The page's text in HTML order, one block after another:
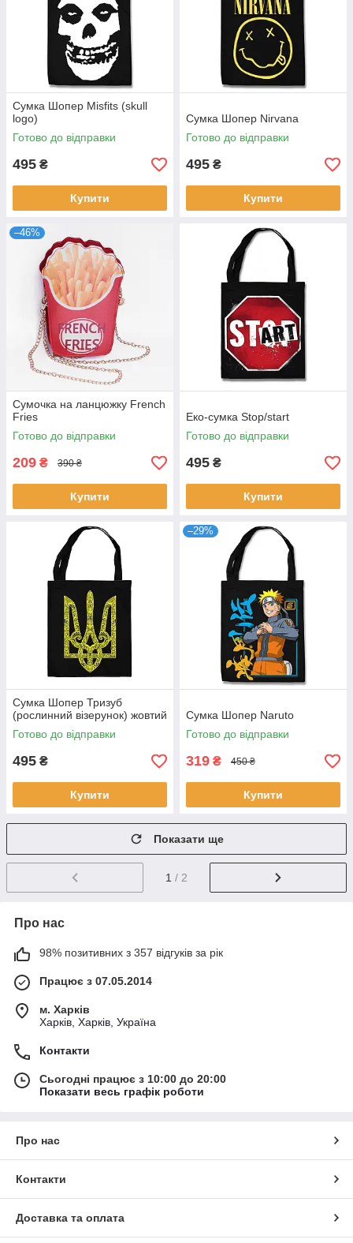
Сумка Шопер Misfits (skull
logo)
Готово до відправки
495 ₴
Купити
Сумка Шопер Nirvana
Готово до відправки
495 ₴
Купити
–46%
Сумочка на ланцюжку French
Fries
Готово до відправки
209 ₴ 390 ₴
Купити
Еко-сумка Stop/start
Готово до відправки
495 ₴
Купити
Сумка Шопер Тризуб
(рослинний візерунок) жовтий
Готово до відправки
495 ₴
Купити
–29%
Сумка Шопер Naruto
Готово до відправки
319 ₴ 450 ₴
Купити
Показати ще
1 / 2
Про нас
98% позитивних з 357 відгуків за рік
Працює з 07.05.2014
м. Харків
Харків, Харків, Україна
Контакти
Сьогодні працює з 10:00 до 20:00
Показати весь графік роботи
Про нас
Контакти
Доставка та оплата